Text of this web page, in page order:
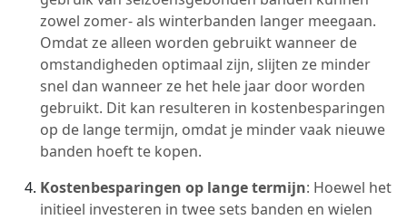
zowel zomer- als winterbanden langer meegaan.
Omdat ze alleen worden gebruikt wanneer de
omstandigheden optimaal zijn, slijten ze minder
snel dan wanneer ze het hele jaar door worden
gebruikt. Dit kan resulteren in kostenbesparingen
op de lange termijn, omdat je minder vaak nieuwe
banden hoeft te kopen.
Kostenbesparingen op lange termijn: Hoewel het
initieel investeren in twee sets banden en wielen